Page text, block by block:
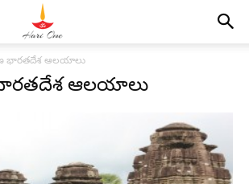
భారతదేశ ఆలయాలు
భారతదేశ ఆలయాలు